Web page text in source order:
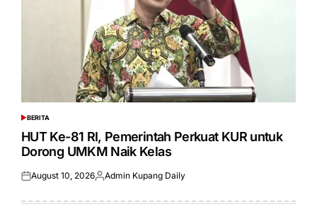
POSTED
IN
BERITA
HUT Ke-81 RI, Pemerintah Perkuat KUR untuk
Dorong UMKM Naik Kelas
Posted
August 10, 2026Posted
Admin Kupang Daily